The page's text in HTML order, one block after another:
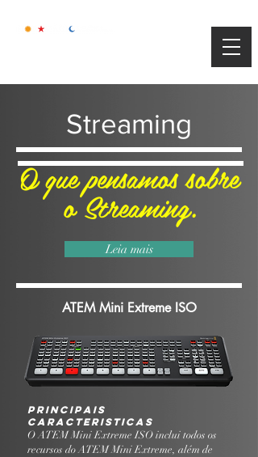
Streaming
O que pensamos sobre
o Streaming.
Leia mais
ATEM Mini Extreme ISO
Principais
Caracteristicas
O ATEM Mini Extreme ISO inclui todos os
recursos do ATEM Mini Extreme, além de